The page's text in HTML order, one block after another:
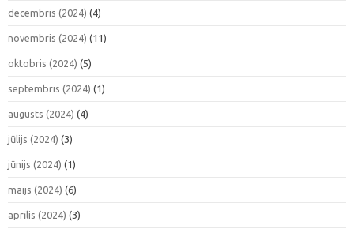
decembris (2024) (4)
novembris (2024) (11)
oktobris (2024) (5)
septembris (2024) (1)
augusts (2024) (4)
jūlijs (2024) (3)
jūnijs (2024) (1)
maijs (2024) (6)
aprīlis (2024) (3)